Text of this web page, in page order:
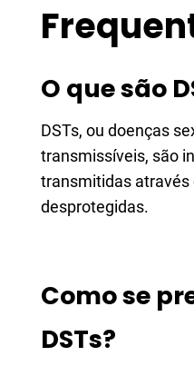
O que são
DSTs, ou doenças
transmissíveis, são
transmitidas através
desprotegidas.
Como se
DSTs?